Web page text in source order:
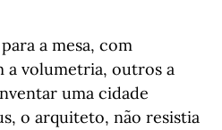
a mesa, com
a volumetria, outros a
uma cidade
o arquiteto, não resistia